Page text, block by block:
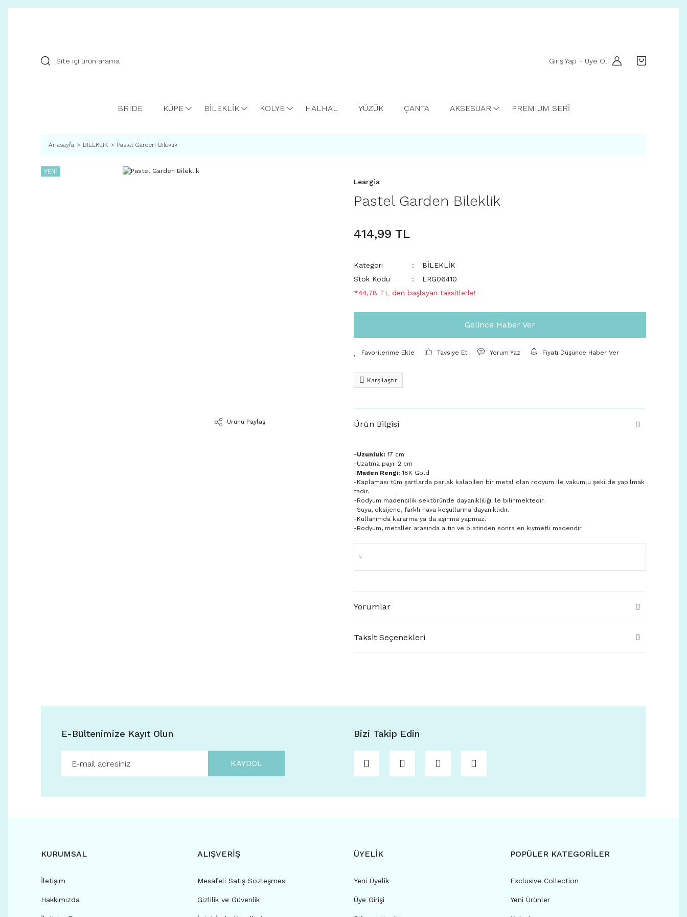
Giriş Yap - Üye Ol
BRIDE KÜPE BİLEKLİK KOLYE HALHAL YÜZÜK ÇANTA AKSESUAR PREMIUM SERİ
Anasayfa BİLEKLİK Pastel Garden Bileklik
YENİ
Ürünü Paylaş
Leargia
Pastel Garden Bileklik
414,99 TL
Kategori
BİLEKLİK
Stok Kodu
LRG06410
*44,78 TL den başlayan taksitlerle!
Gelince Haber Ver
Tavsiye Et Yorum Yaz Fiyatı Düşünce Haber Ver
Karşılaştır
Ürün Bilgisi
-Uzunluk: 17 cm
-Uzatma payı: 2 cm
-Maden Rengi: 18K Gold
-Kaplaması tüm şartlarda parlak kalabilen bir metal olan rodyum ile vakumlu şekilde yapılmak
tadır.
-Rodyum madencilik sektöründe dayanıklılığı ile bilinmektedir.
-Suya, oksijene, farklı hava koşullarına dayanıklıdır.
-Kullanımda kararma ya da aşınma yapmaz.
-Rodyum, metaller arasında altın ve platinden sonra en kıymetli madendir.
Yorumlar
Taksit Seçenekleri
E-Bültenimize Kayıt Olun
KAYDOL
Bizi Takip Edin
KURUMSAL
İletişim
Hakkımızda
ALIŞVERİŞ
Mesafeli Satış Sözleşmesi
Gizlilik ve Güvenlik
ÜYELİK
Yeni Üyelik
Üye Girişi
POPÜLER KATEGORİLER
Exclusive Collection
Yeni Ürünler